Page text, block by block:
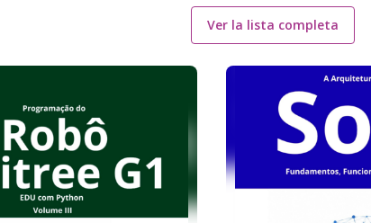
Ver la lista completa